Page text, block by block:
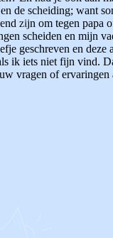
de scheiding; want
zijn om tegen
scheiden en mijn
geschreven en
ik iets niet fijn vind.
vragen of ervaringen